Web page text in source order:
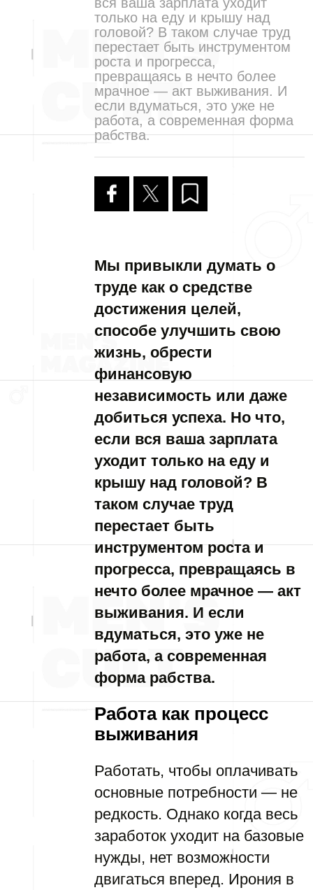
только на еду и крышу над
головой? В таком случае труд
перестает быть инструментом
роста и прогресса,
превращаясь в нечто более
мрачное — акт выживания. И
если вдуматься, это уже не
работа, а современная форма
рабства.
Мы привыкли думать о
труде как о средстве
достижения целей,
способе улучшить свою
жизнь, обрести
финансовую
независимость или даже
добиться успеха. Но что,
если вся ваша зарплата
уходит только на еду и
крышу над головой? В
таком случае труд
перестает быть
инструментом роста и
прогресса, превращаясь в
нечто более мрачное — акт
выживания. И если
вдуматься, это уже не
работа, а современная
форма рабства.
Работа как процесс
выживания
Работать, чтобы оплачивать
основные потребности — не
редкость. Однако когда весь
заработок уходит на базовые
нужды, нет возможности
двигаться вперед. Ирония в